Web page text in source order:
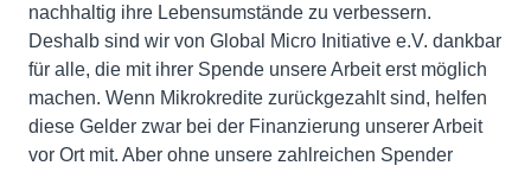
nachhaltig ihre Lebensumstände zu verbessern.
Deshalb sind wir von Global Micro Initiative e.V. dankbar
für alle, die mit ihrer Spende unsere Arbeit erst möglich
machen. Wenn Mikrokredite zurückgezahlt sind, helfen
diese Gelder zwar bei der Finanzierung unserer Arbeit
vor Ort mit. Aber ohne unsere zahlreichen Spender